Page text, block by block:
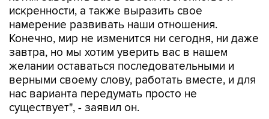
Конечно, мир не изменится ни сегодня, ни даже
завтра, но мы хотим уверить вас в нашем
желании оставаться последовательными и
верными своему слову, работать вместе, и для
нас варианта передумать просто не
существует", - заявил он.
18 февраля председатель Госдумы встретился